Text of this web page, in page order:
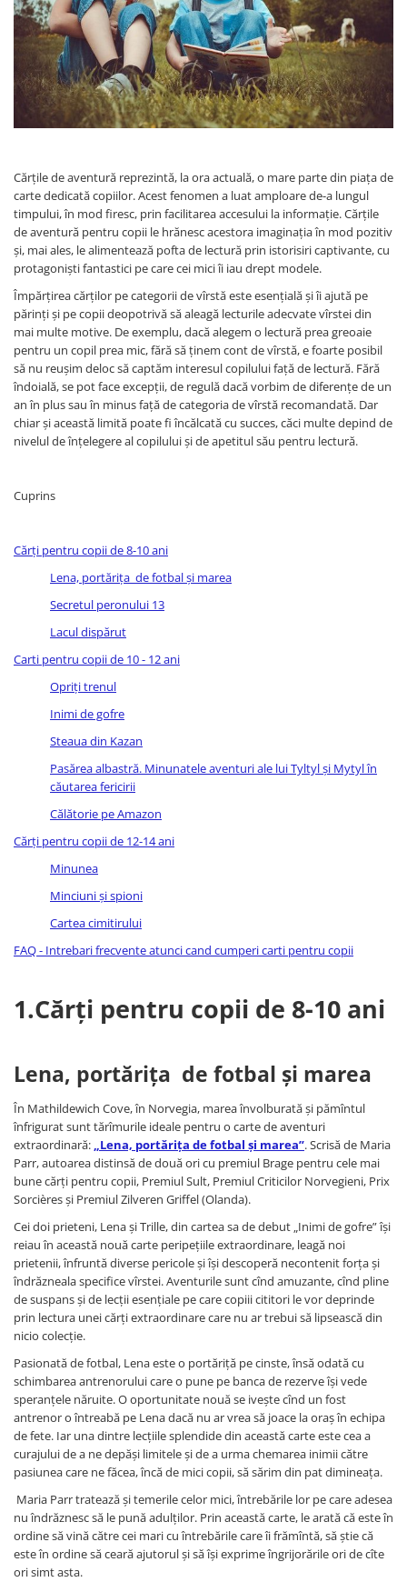
Resurse umane
Vanzari si marketing
Carte scolara
Atlase, dictionare si enciclopedii
Carte prescolara
Dictionare de limba romana
Ghiduri de conversatie
Invatamant gimnazial
Invatamant primar
Invatarea limbilor straine
Liceu
Povesti si povestiri
Carti in limba engleza
Carti pentru copii
Activitati si jocuri pentru copii
Atlase, dictionare si enciclopedii
Benzi desenate
Carti de colorat
Literatura si fictiune
Povesti pentru copii
Povesti si povestiri
Dictionare si enciclopedii
Atlase
Atlase, dictionare si enciclopedii
Dictionare de limba romana
Enciclopedii
Diete si fitness
Diete si alimentatie sanatoasa
Diverse
Diverse
Feng Shui
Medicina alternativa
Sa nu razi :((
Legislatie
Actiune,aventura
Clasici
Crime, Thriller, Mistery
Fantasy
Istorica
Literatura de divertisment
Literatura romana
Memorii si jurnale
Moderna, contemporana
Poezie, teatru
Publicistica, eseu
Romance
Science Fiction
Young adult
Filologie, Filosofie
Filologie
Filosofie
Filosofie, Stiinte
Gastronomie
Alimentatie vegetariana
Arte si tehnici culinare
Cărțile de aventură reprezintă, la ora actuală, o mare parte din piața de
carte dedicată copiilor. Acest fenomen a luat amploare de-a lungul
timpului, în mod firesc, prin facilitarea accesului la informație. Cărțile
de aventură pentru copii le hrănesc acestora imaginația în mod pozitiv
și, mai ales, le alimentează pofta de lectură prin istorisiri captivante, cu
protagoniști fantastici pe care cei mici îi iau drept modele.
Împărțirea cărților pe categorii de vîrstă este esențială și îi ajută pe
părinți și pe copii deopotrivă să aleagă lecturile adecvate vîrstei din
mai multe motive. De exemplu, dacă alegem o lectură prea greoaie
pentru un copil prea mic, fără să ținem cont de vîrstă, e foarte posibil
să nu reușim deloc să captăm interesul copilului față de lectură. Fără
îndoială, se pot face excepții, de regulă dacă vorbim de diferențe de un
an în plus sau în minus față de categoria de vîrstă recomandată. Dar
chiar și această limită poate fi încălcată cu succes, căci multe depind de
nivelul de înțelegere al copilului și de apetitul său pentru lectură.
Cuprins
Cărți pentru copii de 8-10 ani
Lena, portărița de fotbal și marea
Secretul peronului 13
Lacul dispărut
Carti pentru copii de 10 - 12 ani
Opriți trenul
Inimi de gofre
Steaua din Kazan
Pasărea albastră. Minunatele aventuri ale lui Tyltyl și Mytyl în
căutarea fericirii
Călătorie pe Amazon
Cărți pentru copii de 12-14 ani
Minunea
Minciuni și spioni
Cartea cimitirului
FAQ - Intrebari frecvente atunci cand cumperi carti pentru copii
1.Cărți pentru copii de 8-10 ani
Lena, portărița de fotbal și marea
În Mathildewich Cove, în Norvegia, marea învolburată și pămîntul
înfrigurat sunt tărîmurile ideale pentru o carte de aventuri
extraordinară: „Lena, portărița de fotbal și marea”. Scrisă de Maria
Parr, autoarea distinsă de două ori cu premiul Brage pentru cele mai
bune cărți pentru copii, Premiul Sult, Premiul Criticilor Norvegieni, Prix
Sorcières și Premiul Zilveren Griffel (Olanda).
Cei doi prieteni, Lena și Trille, din cartea sa de debut „Inimi de gofre” își
reiau în această nouă carte peripețiile extraordinare, leagă noi
prietenii, înfruntă diverse pericole și își descoperă necontenit forța și
îndrăzneala specifice vîrstei. Aventurile sunt cînd amuzante, cînd pline
de suspans și de lecții esențiale pe care copiii cititori le vor deprinde
prin lectura unei cărți extraordinare care nu ar trebui să lipsească din
nicio colecție.
Pasionată de fotbal, Lena este o portăriță pe cinste, însă odată cu
schimbarea antrenorului care o pune pe banca de rezerve își vede
speranțele năruite. O oportunitate nouă se ivește cînd un fost
antrenor o întreabă pe Lena dacă nu ar vrea să joace la oraș în echipa
de fete. Iar una dintre lecțiile splendide din această carte este cea a
curajului de a ne depăși limitele și de a urma chemarea inimii către
pasiunea care ne făcea, încă de mici copii, să sărim din pat dimineața.
Maria Parr tratează și temerile celor mici, întrebările lor pe care adesea
nu îndrăznesc să le pună adulților. Prin această carte, le arată că este în
ordine să vină către cei mari cu întrebările care îi frămîntă, să știe că
este în ordine să ceară ajutorul și să își exprime îngrijorările ori de cîte
ori simt asta.